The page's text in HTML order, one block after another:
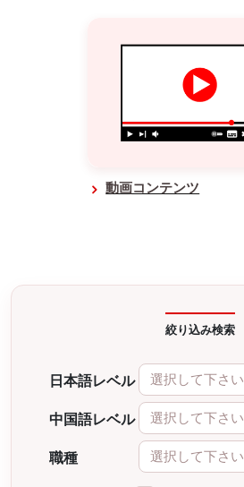
動画コンテンツ
絞り込み検索
日本語レベル 選択して下さい
中国語レベル 選択して下さい
職種 選択して下さい